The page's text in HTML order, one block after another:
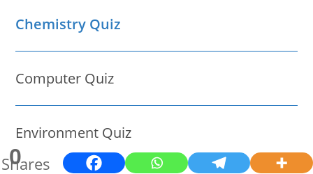
0
Shares
Chemistry Quiz
Computer Quiz
Environment Quiz